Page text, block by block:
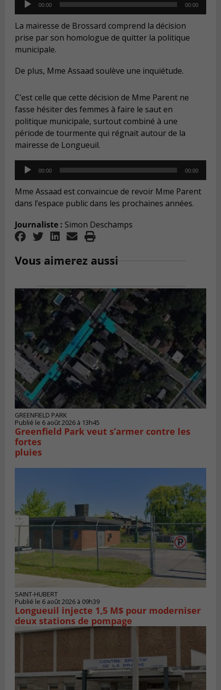
Player
00:00 00:00
La mairesse de Brossard comprend la décision
prise par son homologue de quitter la politique
municipale.
De plus, Mme Assaad soulève une inquiétude.
C’est celle que cette décision de Mme Parent ne
fasse hésiter des femmes à faire le saut en
politique municipale, surtout combiné à une
période de tourmente qui régnait autour de la
mairesse de Longueuil.
Audio
Player
00:00 00:00
Mme Assaad est convaincue de revoir Mme Parent
dans l’espace public dans les prochaines années.
Journaliste : Simon Deschamps
Vous aimerez aussi
GREENFIELD PARK
Publié le 6 août 2026 à 13h45
Greenfield Park veut s’armer contre les
fortes
pluies
SAINT-HUBERT
Publié le 6 août 2026 à 09h39
Longueuil injecte 1,5 M$ pour moderniser
deux stations de pompage